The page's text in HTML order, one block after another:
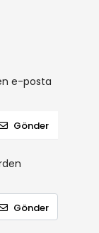
e-posta
Gönder
Gönder